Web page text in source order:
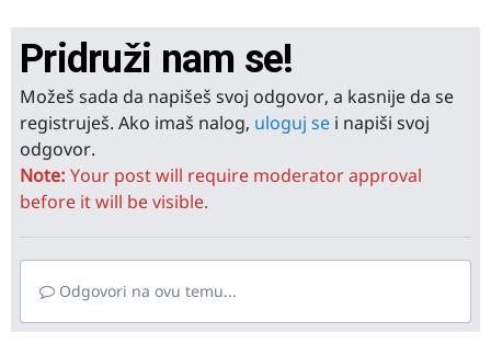
Pridruži nam se!
Možeš sada da napišeš svoj odgovor, a kasnije da se
registruješ. Ako imaš nalog, uloguj se i napiši svoj
odgovor.
Note: Your post will require moderator approval
before it will be visible.
Odgovori na ovu temu...